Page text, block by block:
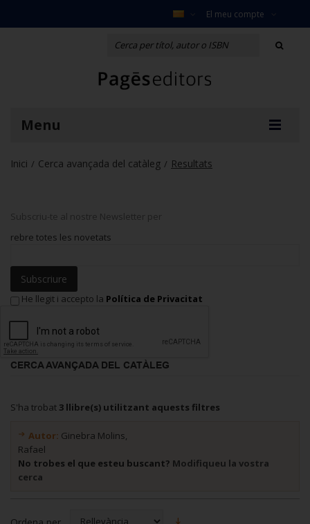
El meu compte
Menu
Inici / Cerca avançada del catàleg / Resultats
Subscriu-te al nostre Newsletter per
rebre totes les novetats
Subscriure
He llegit i accepto la Política de Privacitat
CERCA AVANÇADA DEL CATÀLEG
S'ha trobat 3 llibre(s) utilitzant aquests filtres
Autor: Ginebra Molins,
Rafael
No trobes el que esteu buscant? Modifiqueu la vostra
cerca